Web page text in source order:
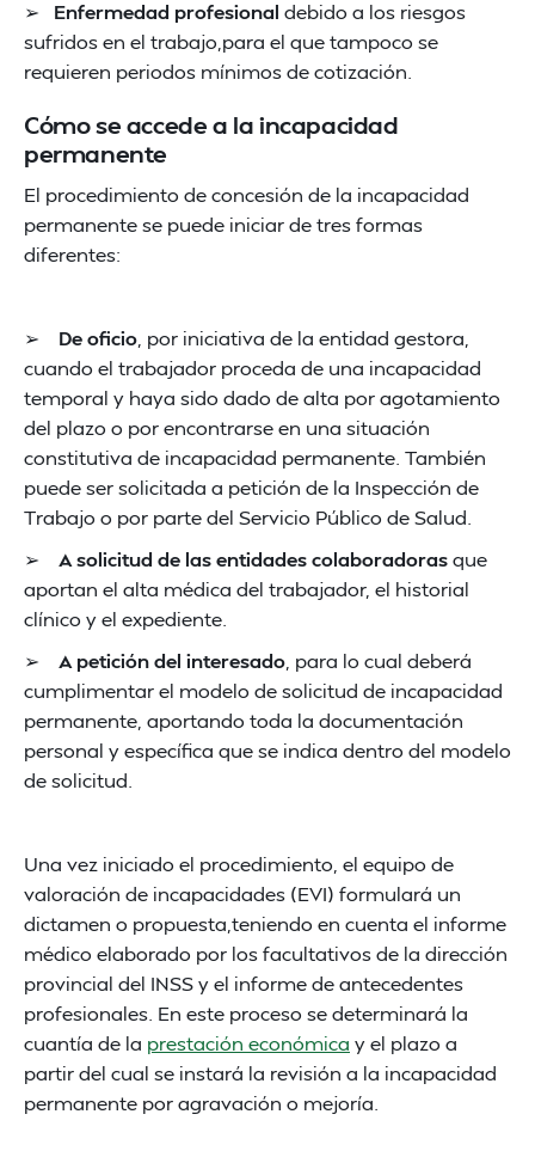
➢ Enfermedad profesional debido a los riesgos
sufridos en el trabajo,para el que tampoco se
requieren periodos mínimos de cotización.
Cómo se accede a la incapacidad
permanente
El procedimiento de concesión de la incapacidad
permanente se puede iniciar de tres formas
diferentes:
➢ De oficio , por iniciativa de la entidad gestora,
cuando el trabajador proceda de una incapacidad
temporal y haya sido dado de alta por agotamiento
del plazo o por encontrarse en una situación
constitutiva de incapacidad permanente. También
puede ser solicitada a petición de la Inspección de
Trabajo o por parte del Servicio Público de Salud.
➢ A solicitud de las entidades colaboradorasque
aportan el alta médica del trabajador, el historial
clínico y el expediente.
➢ A petición del interesado , para lo cual deberá
cumplimentar el modelo de solicitud de incapacidad
permanente, aportando toda la documentación
personal y específica que se indica dentro del modelo
de solicitud.
Una vez iniciado el procedimiento, el equipo de
valoración de incapacidades (EVI) formulará un
dictamen o propuesta,teniendo en cuenta el informe
médico elaborado por los facultativos de la dirección
provincial del INSS y el informe de antecedentes
profesionales. En este proceso se determinará la
cuantía de la prestación económica y el plazo a
partir del cual se instará la revisión a la incapacidad
permanente por agravación o mejoría.